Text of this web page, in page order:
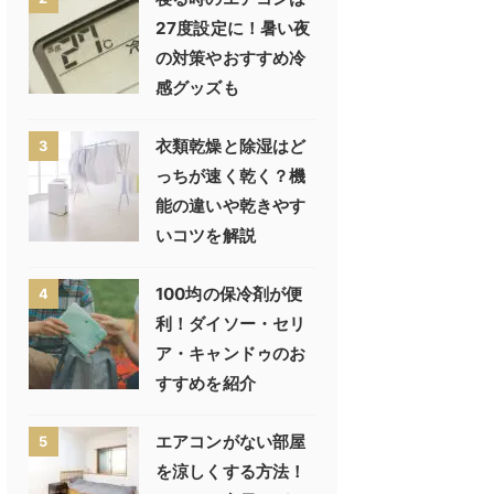
27度設定に！暑い夜
の対策やおすすめ冷
感グッズも
3
衣類乾燥と除湿はど
っちが速く乾く？機
能の違いや乾きやす
いコツを解説
4
100均の保冷剤が便
利！ダイソー・セリ
ア・キャンドゥのお
すすめを紹介
5
エアコンがない部屋
を涼しくする方法！